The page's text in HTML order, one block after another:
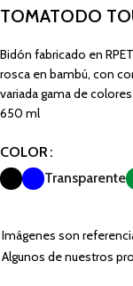
TOMATODO
Bidón fabricado en
rosca en bambú, con
variada gama de
650 ml
COLOR
Transparente
Imágenes son
Algunos de nuestros